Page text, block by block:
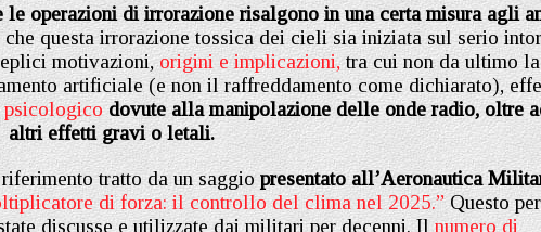
operazioni di irrorazione risalgono in una certa misura agli
questa irrorazione tossica dei cieli sia iniziata sul serio
motivazioni,origini e implicazioni,tra cui non da ultimo la
artificiale (e non il raffreddamento come dichiarato),
dovute alla manipolazione delle onde radio, oltre
altri effetti gravi o letali.
tratto da un saggiopresentato all’Aeronautica
di forza: il controllo del clima nel 2025.”Questo per
discusse e utilizzate dai militari per decenni. Il numero di